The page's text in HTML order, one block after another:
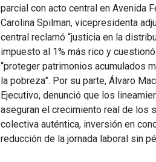
parcial con acto central en Avenida
Carolina Spilman, vicepresidenta
central reclamó “justicia en la
impuesto al 1% más rico y
“proteger patrimonios acumulados
la pobreza”. Por su parte, Álvaro
Ejecutivo, denunció que los
aseguran el crecimiento real de los
colectiva auténtica, inversión en
reducción de la jornada laboral sin